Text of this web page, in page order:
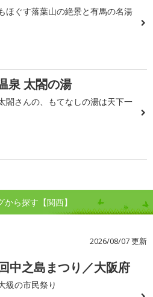
ほぐす落葉山の絶景と有馬の名湯
泉 太閤の湯
閤さんの、もてなしの湯は天下一
ら探す【関西】
2026/08/07 更新
中之島まつり／大阪府
級の市民祭り